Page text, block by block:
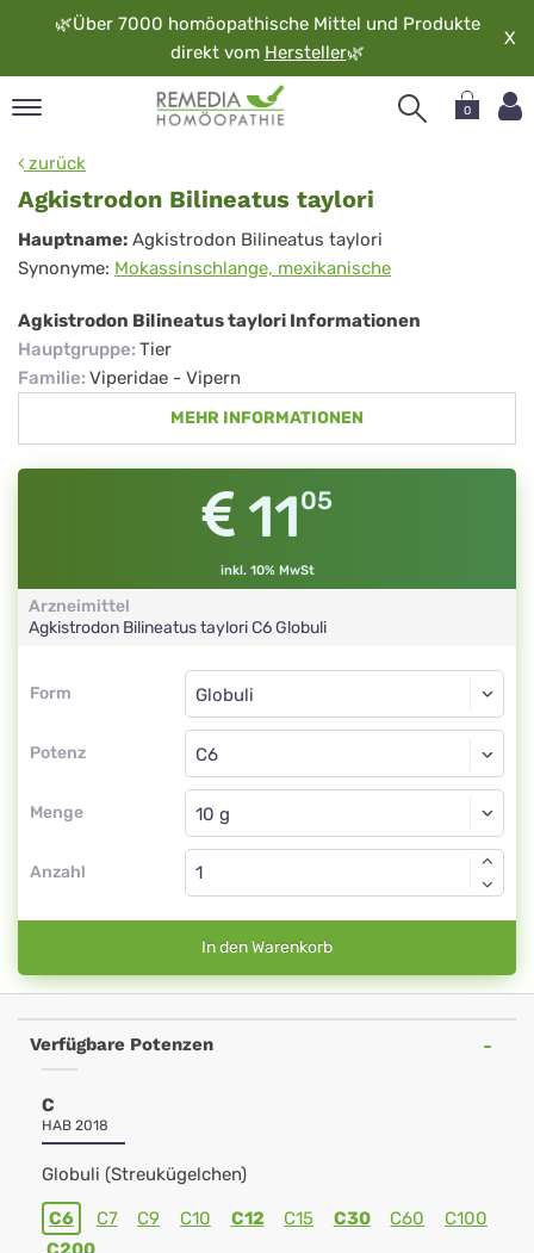
🌿Über 7000 homöopathische Mittel und Produkte
direkt vom Hersteller🌿
X
0
zurück
Agkistrodon Bilineatus taylori
Agkistrodon
Bilineatus
taylori
Hauptname: Agkistrodon Bilineatus taylori
Synonyme: Mokassinschlange, mexikanische
Agkistrodon Bilineatus taylori Informationen
Hauptgruppe: Tier
Familie: Viperidae - Vipern
MEHR INFORMATIONEN
1105
inkl. 10% MwSt
Arzneimittel
Agkistrodon Bilineatus tayloriC6Globuli
Form
Form
Potenz
Globuli
C6
Menge
Globuli
Anzahl
In den Warenkorb
Verfügbare Potenzen
C
HAB 2018
Globuli (Streukügelchen)
C6 C7 C9 C10 C12 C15 C30 C60
C100